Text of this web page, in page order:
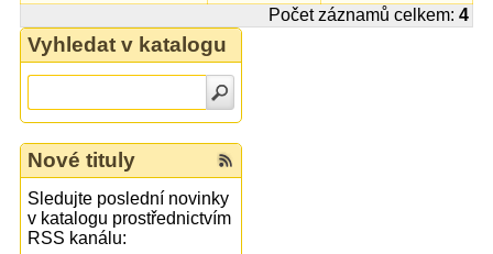
Počet záznamů celkem: 4
Vyhledat v katalogu
Nové tituly
Sledujte poslední novinky
v katalogu prostřednictvím
RSS kanálu: